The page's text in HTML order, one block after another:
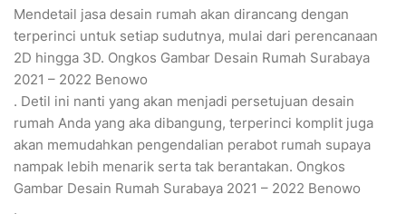
Mendetail jasa desain rumah akan dirancang dengan
terperinci untuk setiap sudutnya, mulai dari perencanaan
2D hingga 3D. Ongkos Gambar Desain Rumah Surabaya
2021 – 2022 Benowo
. Detil ini nanti yang akan menjadi persetujuan desain
rumah Anda yang aka dibangung, terperinci komplit juga
akan memudahkan pengendalian perabot rumah supaya
nampak lebih menarik serta tak berantakan. Ongkos
Gambar Desain Rumah Surabaya 2021 – 2022 Benowo
.